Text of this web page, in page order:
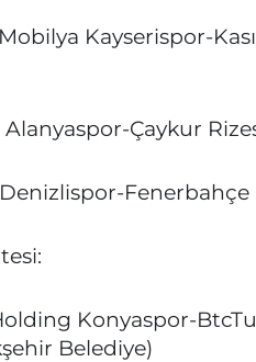
Kayserispor-
Çaykur
Konyaspor-
Belediye)